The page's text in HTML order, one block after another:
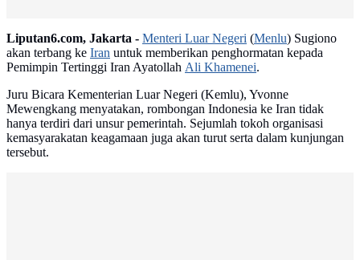
Liputan6.com, Jakarta - Menteri Luar Negeri (Menlu) Sugiono
akan terbang ke Iran untuk memberikan penghormatan kepada
Pemimpin Tertinggi Iran Ayatollah Ali Khamenei.
Juru Bicara Kementerian Luar Negeri (Kemlu), Yvonne
Mewengkang menyatakan, rombongan Indonesia ke Iran tidak
hanya terdiri dari unsur pemerintah. Sejumlah tokoh organisasi
kemasyarakatan keagamaan juga akan turut serta dalam kunjungan
tersebut.